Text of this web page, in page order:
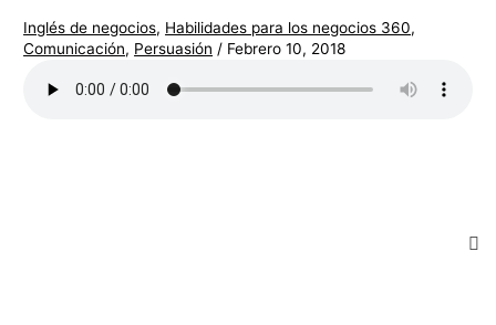
Inglés de negocios, Habilidades para los negocios 360,
Comunicación, Persuasión / Febrero 10, 2018